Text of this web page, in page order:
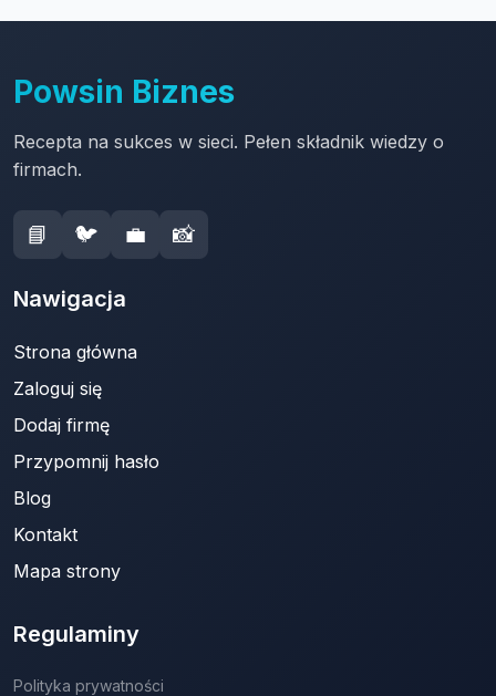
Powsin Biznes
Recepta na sukces w sieci. Pełen składnik wiedzy o
firmach.
📘 🐦 💼 📸
Nawigacja
Strona główna
Zaloguj się
Dodaj firmę
Przypomnij hasło
Blog
Kontakt
Mapa strony
Regulaminy
Polityka prywatności